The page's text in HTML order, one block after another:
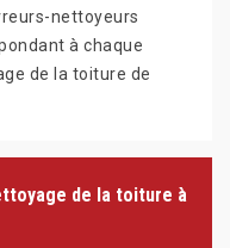
nettoyeurs
à chaque
de la toiture de
de la toiture à